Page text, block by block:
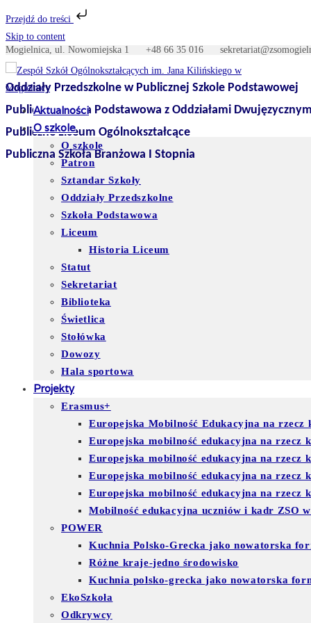
Przejdź do treści
Skip to content
Mogielnica, ul. Nowomiejska 1 +48 66 35 016
Oddziały Przedszkolne w Publicznej Szkole Podstawowej
Publiczna Szkoła Podstawowa z Oddziałami
Publiczne Liceum Ogólnokształcące
Publiczna Szkoła Branżowa I Stopnia
Aktualności
O szkole
O szkole
Patron
Sztandar Szkoły
Oddziały Przedszkolne
Szkoła Podstawowa
Liceum
Historia Liceum
Statut
Sekretariat
Biblioteka
Świetlica
Stołówka
Dowozy
Hala sportowa
Projekty
Erasmus+
Europejska Mobilność Edukacyjna na
Europejska mobilność edukacyjna na rzecz
Europejska mobilność edukacyjna na rzecz
Europejska mobilność edukacyjna na rzecz
Europejska mobilność edukacyjna na rzecz
Mobilność edukacyjna uczniów i kadr ZSO
POWER
Kuchnia Polsko-Grecka jako nowatorska
Różne kraje-jedno środowisko
Kuchnia polsko-grecka jako nowatorska
EkoSzkoła
Odkrywcy